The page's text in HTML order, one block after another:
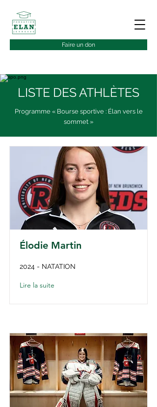
Faire un don
LISTE DES ATHLÈTES
Programme « Bourse sportive : Élan vers le
sommet »
Élodie Martin
2024 - NATATION
Lire la suite